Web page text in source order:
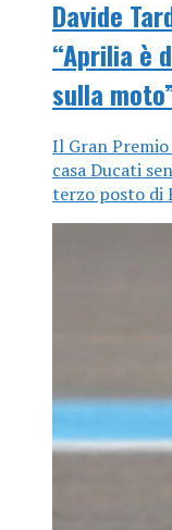
Davide
“Aprilia è
sulla
Il Gran
casa Ducati
terzo posto di